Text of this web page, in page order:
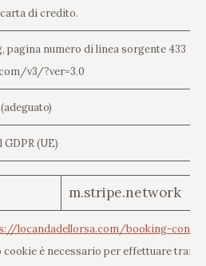
di credito.
pagina numero di linea sorgente 433
v3/?ver=3.0
(UE)
m.stripe.network
locandadellorsa.com/booking-
cookie è necessario per effettuare